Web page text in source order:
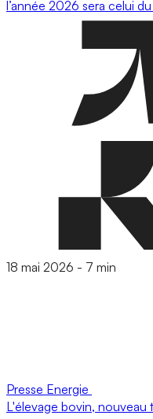
l’année 2026 sera celui
18 mai 2026 - 7 min
Presse Energie
L'élevage bovin, nouveau